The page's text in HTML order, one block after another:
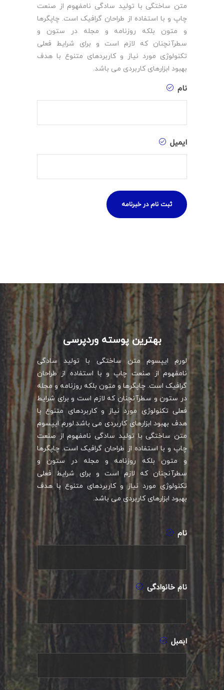
متن ساختگی با تولید سادگی نامفهوم از صنعت
چاپ و با استفاده از طراحان گرافیک است. چاپگرها
و متون بلکه روزنامه و مجله در ستون و
سطرآنچنان که لازم است و برای شرایط فعلی
تکنولوژی مورد نیاز و کاربردهای متنوع با هدف
بهبود ابزارهای کاربردی می باشد.
نام
ایمیل
بهترین پوسته وردپرسی
لورم ایپسوم متن ساختگی با تولید سادگی
نامفهوم از صنعت چاپ و با استفاده از طراحان
گرافیک است. چاپگرها و متون بلکه روزنامه و مجله
در ستون و سطرآنچنان که لازم است و برای شرایط
فعلی تکنولوژی مورد نیاز و کاربردهای متنوع با
هدف بهبود ابزارهای کاربردی می باشد.لورم ایپسوم
متن ساختگی با تولید سادگی نامفهوم از صنعت
چاپ و با استفاده از طراحان گرافیک است. چاپگرها
و متون بلکه روزنامه و مجله در ستون و
سطرآنچنان که لازم است و برای شرایط فعلی
تکنولوژی مورد نیاز و کاربردهای متنوع با هدف
بهبود ابزارهای کاربردی می باشد.
نام
نام خانوادگی
ابمبل